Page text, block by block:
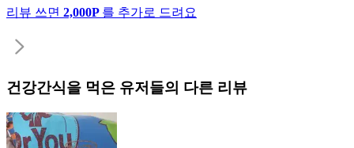
리뷰 쓰면 2,000P 를 추가로 드려요
건강간식을 먹은 유저들의 다른 리뷰